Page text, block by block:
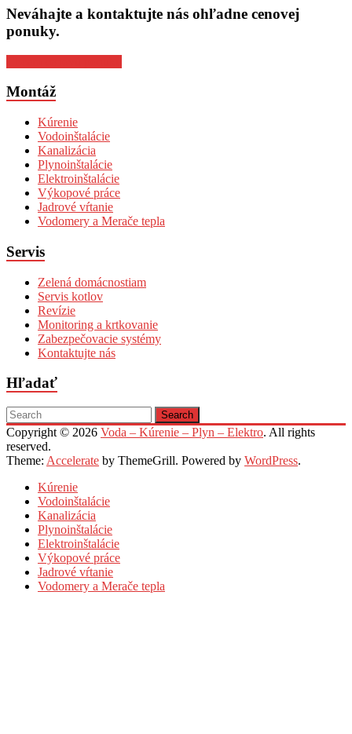
Neváhajte a kontaktujte nás ohľadne cenovej
ponuky.
Montáž
Kúrenie
Vodoinštalácie
Kanalizácia
Plynoinštalácie
Elektroinštalácie
Výkopové práce
Jadrové vŕtanie
Vodomery a Merače tepla
Servis
Zelená domácnostiam
Servis kotlov
Revízie
Monitoring a krtkovanie
Zabezpečovacie systémy
Kontaktujte nás
Hľadať
Copyright © 2026 Voda – Kúrenie – Plyn – Elektro. All rights
reserved.
Theme: Accelerate by ThemeGrill. Powered by WordPress.
Kúrenie
Vodoinštalácie
Kanalizácia
Plynoinštalácie
Elektroinštalácie
Výkopové práce
Jadrové vŕtanie
Vodomery a Merače tepla